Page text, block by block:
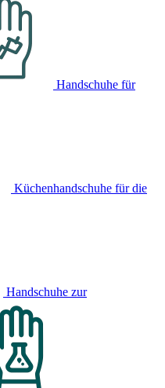
Handschuhe für
Küchenhandschuhe für die
Handschuhe zur